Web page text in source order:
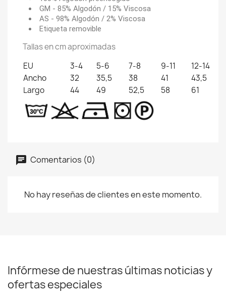
GM - 85% Algodón / 15% Viscosa
AS - 98% Algodón / 2% Viscosa
Etiqueta removible
Tallas en cm aproximadas
EU
3-4 5-6 7-8 9-11
12-14
Ancho
32 35,5 38 41
43,5
Largo
44 49 52,5 58 61
Comentarios (0)
No hay reseñas de clientes en este momento.
Infórmese de nuestras últimas noticias y
ofertas especiales